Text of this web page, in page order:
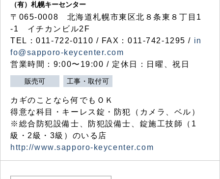
（有）札幌キーセンター
〒065-0008 北海道札幌市東区北８条東８丁目1
-1 イチカンビル2F
TEL：011-722-0110 / FAX：011-742-1295 / in
fo@sapporo-keycenter.com
営業時間：9:00〜19:00 / 定休日：日曜、祝日
販売可 工事・取付可
カギのことなら何でもＯＫ
得意な科目・キーレス錠・防犯（カメラ、ベル）
※総合防犯設備士、防犯設備士、錠施工技師（1
級・2級・3級）のいる店
http://www.sapporo-keycenter.com